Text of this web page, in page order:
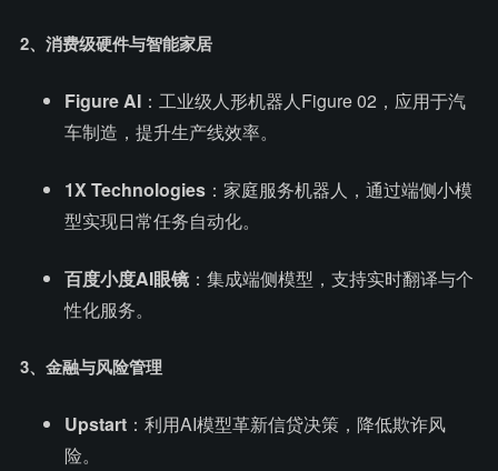
2、消费级硬件与智能家居
Figure AI ：工业级人形机器人Figure 02，应用于汽
车制造，提升生产线效率。
1X Technologies ：家庭服务机器人，通过端侧小模
型实现日常任务自动化。
百度小度AI眼镜 ：集成端侧模型，支持实时翻译与个
性化服务。
3、金融与风险管理
Upstart ：利用AI模型革新信贷决策，降低欺诈风
险。